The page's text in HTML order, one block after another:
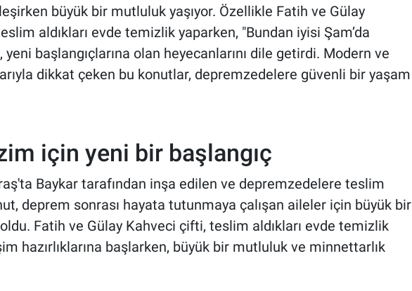
büyük bir mutluluk yaşıyor. Özellikle Fatih ve Gülay
aldıkları evde temizlik yaparken, "Bundan iyisi Şam’da
yeni başlangıçlarına olan heyecanlarını dile getirdi. Modern ve
dikkat çeken bu konutlar, depremzedelere güvenli bir yaşam
için yeni bir başlangıç
Baykar tarafından inşa edilen ve depremzedelere teslim
deprem sonrası hayata tutunmaya çalışan aileler için büyük bir
Fatih ve Gülay Kahveci çifti, teslim aldıkları evde temizlik
hazırlıklarına başlarken, büyük bir mutluluk ve minnettarlık